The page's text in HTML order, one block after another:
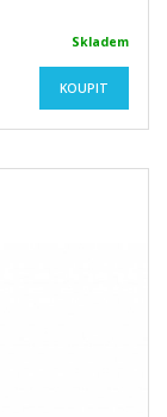
Skladem
KOUPIT